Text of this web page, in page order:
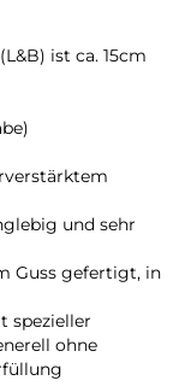
ist ca. 15cm
und sehr
Guss gefertigt, in
spezieller
ohne